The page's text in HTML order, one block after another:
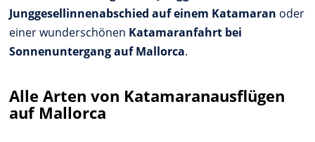
Junggesellinnenabschied auf einem Katamaran oder
einer wunderschönen Katamaranfahrt bei
Sonnenuntergang auf Mallorca.
Alle Arten von Katamaranausflügen
auf Mallorca